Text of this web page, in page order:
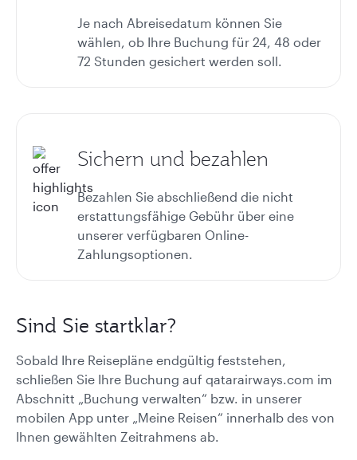
Je nach Abreisedatum können Sie
wählen, ob Ihre Buchung für 24, 48 oder
72 Stunden gesichert werden soll.
Sichern und bezahlen
Bezahlen Sie abschließend die nicht
erstattungsfähige Gebühr über eine
unserer verfügbaren Online-
Zahlungsoptionen.
Sind Sie startklar?
Sobald Ihre Reisepläne endgültig feststehen,
schließen Sie Ihre Buchung auf qatarairways.com im
Abschnitt „Buchung verwalten“ bzw. in unserer
mobilen App unter „Meine Reisen“ innerhalb des von
Ihnen gewählten Zeitrahmens ab.